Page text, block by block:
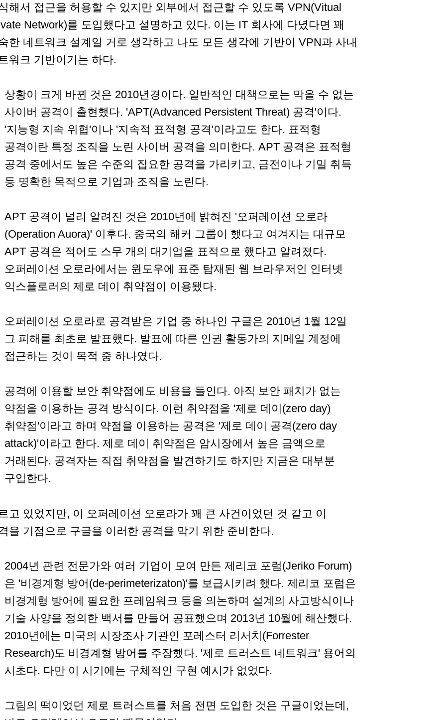
해서 접근을 허용할 수 있지만 외부에서 접근할 수 있도록 VPN(Vitual
Network)를 도입했다고 설명하고 있다. 이는 IT 회사에 다녔다면 꽤
한 네트워크 설계일 거로 생각하고 나도 모든 생각에 기반이 VPN과 사내
워크 기반이기는 하다.
상황이 크게 바뀐 것은 2010년경이다. 일반적인 대책으로는 막을 수 없는
사이버 공격이 출현했다. 'APT(Advanced Persistent Threat) 공격'이다.
'지능형 지속 위협'이나 '지속적 표적형 공격'이라고도 한다. 표적형
공격이란 특정 조직을 노린 사이버 공격을 의미한다. APT 공격은 표적형
공격 중에서도 높은 수준의 집요한 공격을 가리키고, 금전이나 기밀 취득
등 명확한 목적으로 기업과 조직을 노린다.
APT 공격이 널리 알려진 것은 2010년에 밝혀진 '오퍼레이션 오로라
(Operation Auora)' 이후다. 중국의 해커 그룹이 했다고 여겨지는 대규모
APT 공격은 적어도 스무 개의 대기업을 표적으로 했다고 알려졌다.
오퍼레이션 오로라에서는 윈도우에 표준 탑재된 웹 브라우저인 인터넷
익스플로러의 제로 데이 취약점이 이용됐다.
오퍼레이션 오로라로 공격받은 기업 중 하나인 구글은 2010년 1월 12일
그 피해를 최초로 발표했다. 발표에 따른 인권 활동가의 지메일 계정에
접근하는 것이 목적 중 하나였다.
공격에 이용할 보안 취약점에도 비용을 들인다. 아직 보안 패치가 없는
약점을 이용하는 공격 방식이다. 이런 취약점을 '제로 데이(zero day)
취약점'이라고 하며 약점을 이용하는 공격은 '제로 데이 공격(zero day
attack)'이라고 한다. 제로 데이 취약점은 암시장에서 높은 금액으로
거래된다. 공격자는 직접 취약점을 발견하기도 하지만 지금은 대부분
구입한다.
고 있었지만, 이 오퍼레이션 오로라가 꽤 큰 사건이었던 것 같고 이
을 기점으로 구글을 이러한 공격을 막기 위한 준비한다.
2004년 관련 전문가와 여러 기업이 모여 만든 제리코 포럼(Jeriko Forum)
은 '비경계형 방어(de-perimeterizaton)'를 보급시키려 했다. 제리코 포럼은
비경계형 방어에 필요한 프레임워크 등을 의논하며 설계의 사고방식이나
기술 사양을 정의한 백서를 만들어 공표했으며 2013년 10월에 해산했다.
2010년에는 미국의 시장조사 기관인 포레스터 리서치(Forrester
Research)도 비경계형 방어를 주장했다. '제로 트러스트 네트워크' 용어의
시초다. 다만 이 시기에는 구체적인 구현 예시가 없었다.
그림의 떡이었던 제로 트러스트를 처음 전면 도입한 것은 구글이었는데,